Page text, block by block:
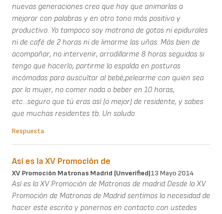
nuevas generaciones creo que hay que animarlas a
mejorar con palabras y en otro tono más positivo y
productivo. Yo tampoco soy matrona de gotas ni epidurales
ni de café de 2 horas ni de limarme las uñas. Más bien de
acompañar, no intervenir, arrodillarme 8 horas seguidas si
tengo que hacerlo, partirme la espalda en posturas
incómodas para auscultar al bebé,pelearme con quien sea
por la mujer, no comer nada o beber en 10 horas,
etc...seguro que tú eras así (o mejor) de residente, y sabes
que muchas residentes tb. Un saludo
Respuesta
Así es la XV Promoción de
XV Promoción Matronas Madrid (unverified)13 Mayo 2014
Así es la XV Promoción de Matronas de madrid Desde la XV
Promoción de Matronas de Madrid sentimos la necesidad de
hacer este escrito y ponernos en contacto con ustedes